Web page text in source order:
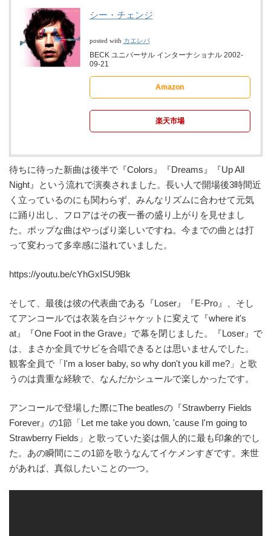
シー・チェンジ
posted with カエレバ
BECK ユニバーサル インターナショナル 2002-
09-21
Amazon
楽天市場
待ちに待った新曲は後半で『Colors』『Dreams』『Up All
Night』という流れで演奏されました。長い人で開場後3時間近
く立っているのにも関わらず、みんなリズムに合わせて元気
に踊り出し、フロアはその夜一番の盛り上がりを見せまし
た。ポップな曲はやっぱり楽しいですね。今までの曲とは打
って変わって多幸感に溢れていました。
https://youtu.be/cYhGxISU9Bk
そして、最後は彼の代表曲である『Loser』『E-Pro』、そし
てアンコールでは衣装を白ジャケットに変えて『where it's
at』『One Foot in the Grave』で幕を閉じました。『Loser』で
は、まさか全員でサビを合唱できるとは思いませんでした。
観客全員で「I'm a loser baby, so why don't you kill me?」と歌
うのは貴重な経験で、なんだかシュールで楽しかったです。
アンコールで登場した際にThe beatlesの『Strawberry Fields
Forever』の1節「Let me take you down, 'cause I'm going to
Strawberry Fields」と歌っていた姿は個人的に最も印象的でし
た。あの瞬間にこの1節を歌うなんてイケメンすぎです。来世
があれば、真似したいことの一つ。